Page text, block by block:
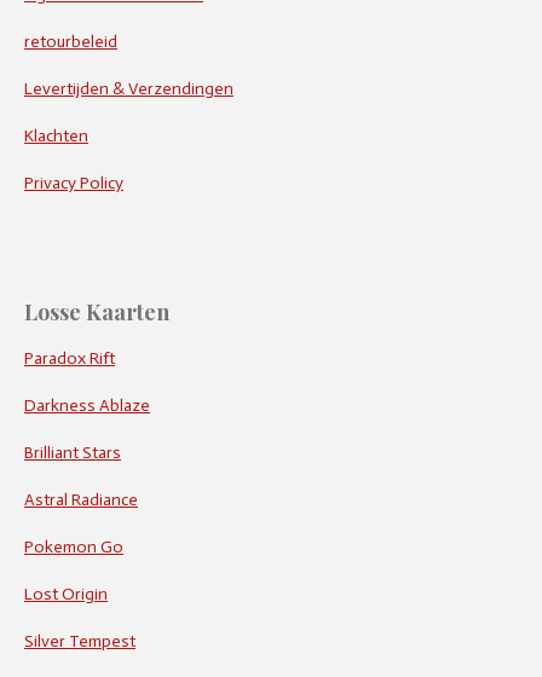
retourbeleid
Levertijden & Verzendingen
Klachten
Privacy Policy
Losse Kaarten
Paradox Rift
Darkness Ablaze
Brilliant Stars
Astral Radiance
Pokemon Go
Lost Origin
Silver Tempest